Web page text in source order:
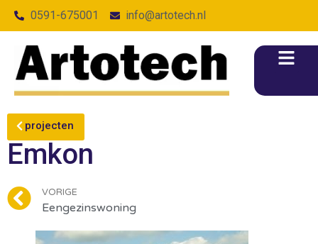
0591-675001 info@artotech.nl
projecten
Emkon
VORIGE
Eengezinswoning